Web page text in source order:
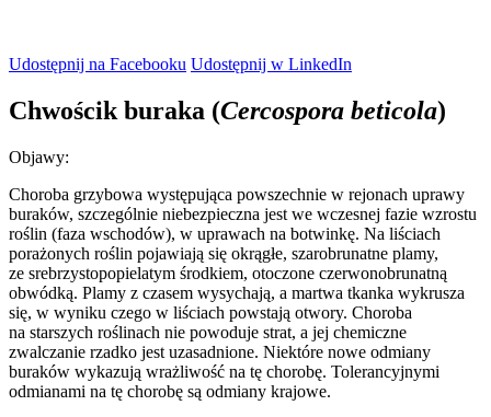
Udostępnij na Facebooku Udostępnij w LinkedIn
Chwościk buraka (Cercospora beticola)
Objawy:
Choroba grzybowa występująca powszechnie w rejonach uprawy
buraków, szczególnie niebezpieczna jest we wczesnej fazie wzrostu
roślin (faza wschodów), w uprawach na botwinkę. Na liściach
porażonych roślin pojawiają się okrągłe, szarobrunatne plamy,
ze srebrzystopopielatym środkiem, otoczone czerwonobrunatną
obwódką. Plamy z czasem wysychają, a martwa tkanka wykrusza
się, w wyniku czego w liściach powstają otwory. Choroba
na starszych roślinach nie powoduje strat, a jej chemiczne
zwalczanie rzadko jest uzasadnione. Niektóre nowe odmiany
buraków wykazują wrażliwość na tę chorobę. Tolerancyjnymi
odmianami na tę chorobę są odmiany krajowe.